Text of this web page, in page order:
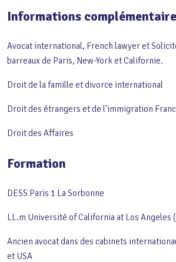
Informations
Avocat international, French lawyer et
barreaux de Paris, New-York et Californie.
Droit de la famille et divorce international
Droit des étrangers et de l'immigration
Droit des Affaires
Formation
DESS Paris 1 La Sorbonne
LL.m Université of California at Los Angeles
Ancien avocat dans des cabinets
et USA